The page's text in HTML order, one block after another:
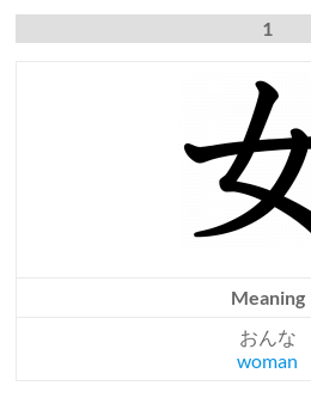
1
Meaning
おんな
woman